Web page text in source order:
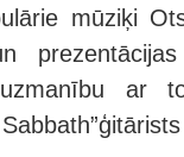
mūziķi
ar